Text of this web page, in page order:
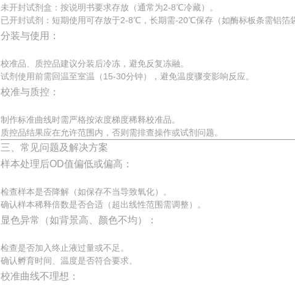
未开封试剂盒：按说明书要求存放（通常为2-8℃冷藏）。
已开封试剂：短期使用可存放于2-8℃，长期需-20℃保存（如酶标板条需铝箔
分装与使用：
校准品、质控品建议分装后冷冻，避免反复冻融。
试剂使用前需回温至室温（15-30分钟），避免温度骤变影响反应。
校准与质控：
制作标准曲线时需严格按浓度梯度稀释校准品。
质控品结果应在允许范围内，否则需排查操作或试剂问题。
三、常见问题及解决方案
样本处理后OD值偏低或偏高：
检查样本是否降解（如保存不当导致氧化）。
确认样本稀释倍数是否合适（超出线性范围需调整）。
显色异常（如背景高、颜色不均）：
检查是否加入终止液过量或不足。
确认孵育时间、温度是否符合要求。
校准曲线不理想：